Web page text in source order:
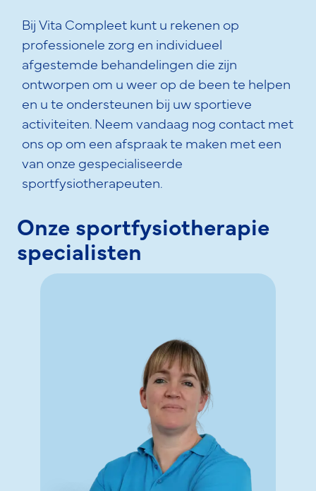
Bij Vita Compleet kunt u rekenen op
professionele zorg en individueel
afgestemde behandelingen die zijn
ontworpen om u weer op de been te helpen
en u te ondersteunen bij uw sportieve
activiteiten. Neem vandaag nog contact met
ons op om een afspraak te maken met een
van onze gespecialiseerde
sportfysiotherapeuten.
Onze sportfysiotherapie
specialisten